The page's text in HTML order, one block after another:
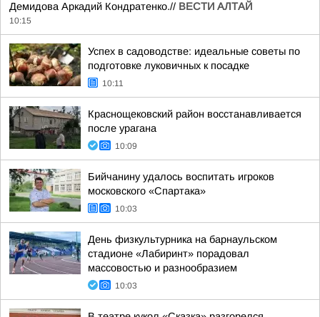
Демидова Аркадий Кондратенко.// ВЕСТИ АЛТАЙ
10:15
Успех в садоводстве: идеальные советы по
подготовке луковичных к посадке
10:11
Краснощековский район восстанавливается
после урагана
10:09
Бийчанину удалось воспитать игроков
московского «Спартака»
10:03
День физкультурника на барнаульском
стадионе «Лабиринт» порадовал
массовостью и разнообразием
10:03